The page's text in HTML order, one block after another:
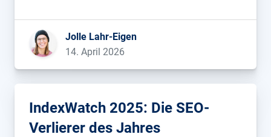
Google-Suche gewonnen und verloren haben und
warum....Jolle Lahr-Eigen
14. April 2026
IndexWatch 2025: Die SEO-
Verlierer des Jahres